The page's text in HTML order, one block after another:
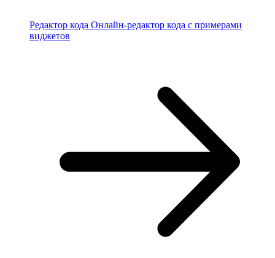
Редактор кода Онлайн-редактор кода с примерами
виджетов